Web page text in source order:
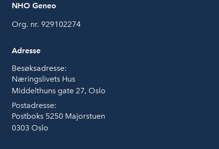
NHO Geneo
Org. nr. 929102274
Adresse
Besøksadresse:
Næringslivets Hus
Middelthuns gate 27, Oslo
Postadresse:
Postboks 5250 Majorstuen
0303 Oslo